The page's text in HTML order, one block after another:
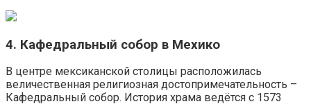
4. Кафедральный собор в Мехико
В центре мексиканской столицы расположилась
величественная религиозная достопримечательность –
Кафедральный собор. История храма ведётся с 1573